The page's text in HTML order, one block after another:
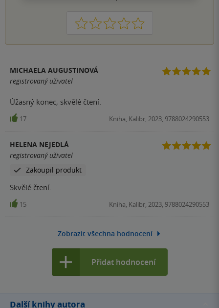
1 2 3 4 5
MICHAELA AUGUSTINOVÁ
registrovaný uživatel
Úžasný konec, skvělé čtení.
17 Kniha, Kalibr, 2023, 9788024290553
HELENA NEJEDLÁ
registrovaný uživatel
Zakoupil produkt
Skvělé čtení.
15 Kniha, Kalibr, 2023, 9788024290553
Zobrazit všechna hodnocení
Přidat hodnocení
Další knihy autora